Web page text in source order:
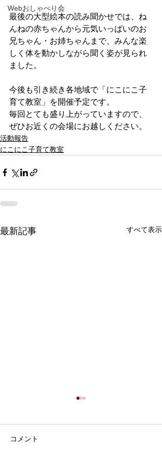
Webおしゃべり会
最後の大型絵本の読み聞かせでは、ね
んねの赤ちゃんから元気いっぱいのお
兄ちゃん・お姉ちゃんまで、みんな楽
しく体を動かしながら聞く姿が見られ
ました。
今後も引き続き各地域で「にこにこ子
育て教室」を開催予定です。
毎回とても盛り上がっていますので、
ぜひお近くの会場にお越しください。
活動報告
にこにこ子育て教室
最新記事 すべて表示
7月9日、Webおしゃべり会を
コメント